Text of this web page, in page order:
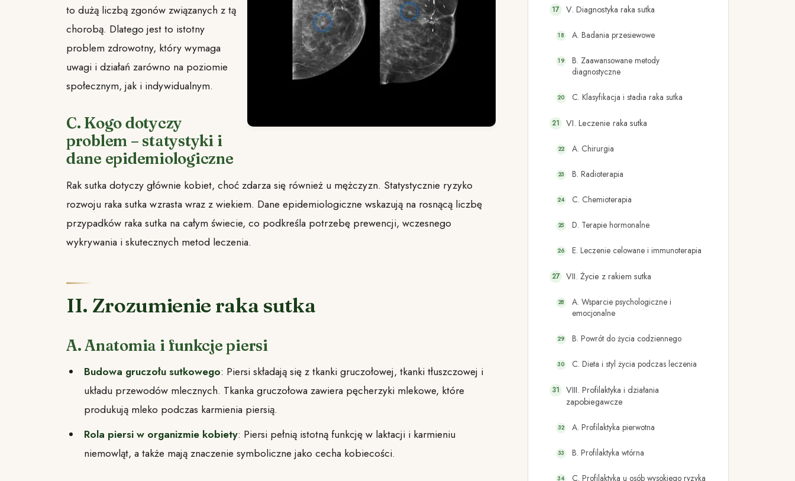
to dużą liczbą zgonów związanych z tą
chorobą. Dlatego jest to istotny
problem zdrowotny, który wymaga
uwagi i działań zarówno na poziomie
społecznym, jak i indywidualnym.
C. Kogo dotyczy
problem – statystyki i
dane epidemiologiczne
Rak sutka dotyczy głównie kobiet, choć zdarza się również u mężczyzn. Statystycznie ryzyko
rozwoju raka sutka wzrasta wraz z wiekiem. Dane epidemiologiczne wskazują na rosnącą liczbę
przypadków raka sutka na całym świecie, co podkreśla potrzebę prewencji, wczesnego
wykrywania i skutecznych metod leczenia.
II. Zrozumienie raka sutka
A. Anatomia i funkcje piersi
Budowa gruczołu sutkowego: Piersi składają się z tkanki gruczołowej, tkanki tłuszczowej i
układu przewodów mlecznych. Tkanka gruczołowa zawiera pęcherzyki mlekowe, które
produkują mleko podczas karmienia piersią.
Rola piersi w organizmie kobiety: Piersi pełnią istotną funkcję w laktacji i karmieniu
niemowląt, a także mają znaczenie symboliczne jako cecha kobiecości.
V. Diagnostyka raka sutka
A. Badania przesiewowe
B. Zaawansowane metody
diagnostyczne
C. Klasyfikacja i stadia raka sutka
VI. Leczenie raka sutka
A. Chirurgia
B. Radioterapia
C. Chemioterapia
D. Terapie hormonalne
E. Leczenie celowane i immunoterapia
VII. Życie z rakiem sutka
A. Wsparcie psychologiczne i
emocjonalne
B. Powrót do życia codziennego
C. Dieta i styl życia podczas leczenia
VIII. Profilaktyka i działania
zapobiegawcze
A. Profilaktyka pierwotna
B. Profilaktyka wtórna
C. Profilaktyka u osób wysokiego ryzyka